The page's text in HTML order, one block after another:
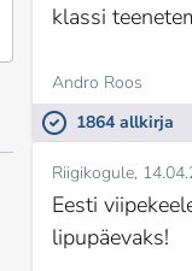
klassi
Andro Roos
1864 allkirja
Riigikogule
Eesti
lipupäevaks!